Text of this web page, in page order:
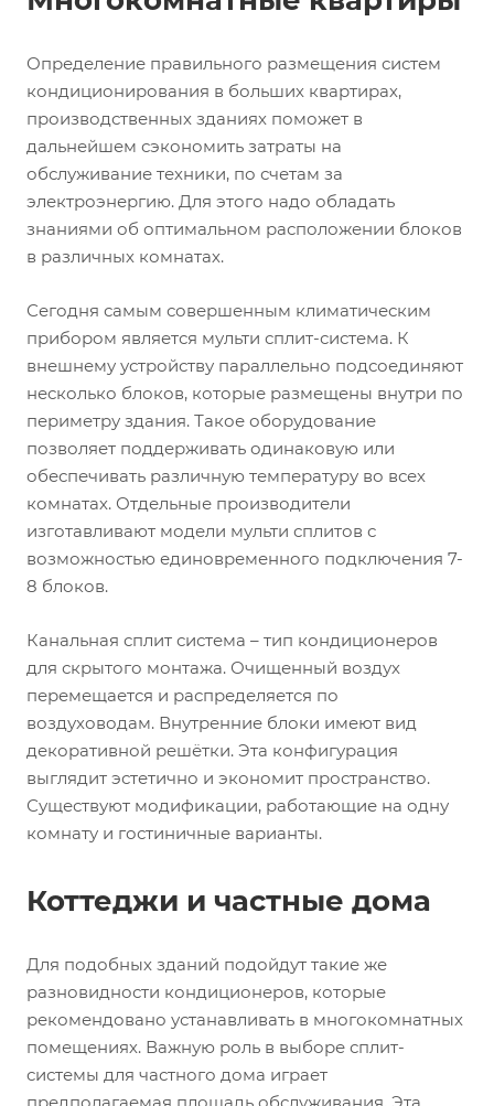
Определение правильного размещения систем
кондиционирования в больших квартирах,
производственных зданиях поможет в
дальнейшем сэкономить затраты на
обслуживание техники, по счетам за
электроэнергию. Для этого надо обладать
знаниями об оптимальном расположении блоков
в различных комнатах.
Сегодня самым совершенным климатическим
прибором является мульти сплит-система. К
внешнему устройству параллельно подсоединяют
несколько блоков, которые размещены внутри по
периметру здания. Такое оборудование
позволяет поддерживать одинаковую или
обеспечивать различную температуру во всех
комнатах. Отдельные производители
изготавливают модели мульти сплитов с
возможностью единовременного подключения 7-
8 блоков.
Канальная сплит система – тип кондиционеров
для скрытого монтажа. Очищенный воздух
перемещается и распределяется по
воздуховодам. Внутренние блоки имеют вид
декоративной решётки. Эта конфигурация
выглядит эстетично и экономит пространство.
Существуют модификации, работающие на одну
комнату и гостиничные варианты.
Коттеджи и частные дома
Для подобных зданий подойдут такие же
разновидности кондиционеров, которые
рекомендовано устанавливать в многокомнатных
помещениях. Важную роль в выборе сплит-
системы для частного дома играет
предполагаемая площадь обслуживания. Эта